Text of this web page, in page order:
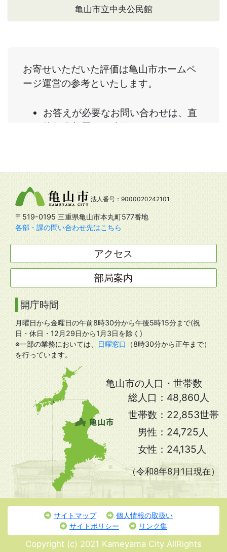
亀山市立中央公民館
法人番号：9000020242101
〒519-0195 三重県亀山市本丸町577番地
各部・課の問い合わせ先はこちら
アクセス
部局案内
開庁時間
月曜日から金曜日の午前8時30分から午後5時15分まで(祝
日・休日・12月29日から1月3日を除く)
※一部の業務においては、
日曜窓口
（8時30分から正午まで）
を行っています。
亀山市の人口・世帯数
総人口： 48,860人
世帯数： 22,853世帯
男性： 24,725人
女性： 24,135人
（令和8年8月1日現在）
サイトマップ
個人情報の取扱い
サイトポリシー
リンク集
Copyright (c) 2021 Kameyama City AllRights